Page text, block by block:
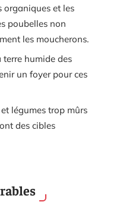
organiques et les
poubelles non
les moucherons.
terre humide des
un foyer pour ces
légumes trop mûrs
des cibles